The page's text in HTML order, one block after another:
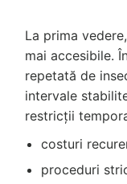
La prima
mai accesibile.
repetată de
intervale
restricții
costuri
proceduri